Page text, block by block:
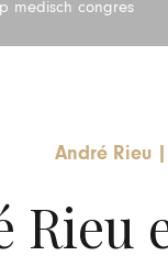
medisch congres
André Rieu
Rieu